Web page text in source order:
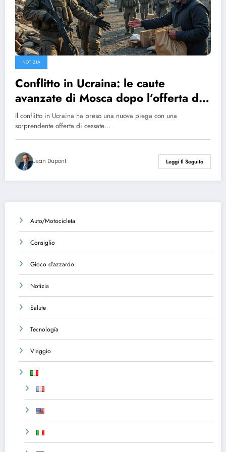
NOTIZIA
Conflitto in Ucraina: le caute
avanzate di Mosca dopo l’offerta di
cessate il fuoco
Il conflitto in Ucraina ha preso una nuova piega con una
sorprendente offerta di cessate…
Jean Dupont Leggi Il Seguito
Auto/Motocicleta
Consiglio
Gioco d’azzardo
Notizia
Salute
Tecnología
Viaggio